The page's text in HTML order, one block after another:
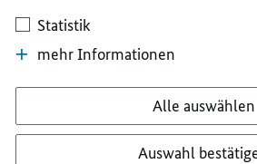
Statistik
mehr Informationen
Alle auswählen
Auswahl